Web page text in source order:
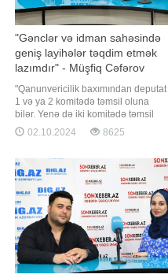
"Gənclər və idman sahəsində
geniş layihələr təqdim etmək
lazımdır" - Müşfiq Cəfərov
"Qanunvericilik baxımından deputat
1 və ya 2 komitədə təmsil oluna
bilər. Yenə də iki komitədə təmsil
olunmağı planlaşdırıram və
müraciət etmişəm. Ancaq bu dəfə
və Sahibkarlıq komitəsində,
həmçinin Gənclər və İdman
komitəsində təmsil olunmağı
planlaşdırmışam. Tərəfdaşlar
02.10.2024 8625